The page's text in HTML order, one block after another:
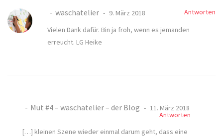
waschatelier 9. März 2018
Antworten
Vielen Dank dafür. Bin ja froh, wenn es jemanden
erreucht. LG Heike
Mut #4 – waschatelier – der Blog 11. März 2018
Antworten
[…] kleinen Szene wieder einmal darum geht, dass eine